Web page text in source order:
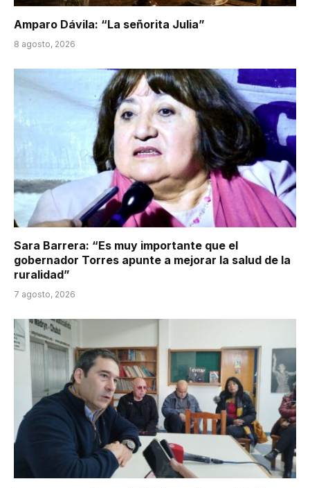
Amparo Dávila: “La señorita Julia”
8 agosto, 2026
Sara Barrera: “Es muy importante que el
gobernador Torres apunte a mejorar la salud de la
ruralidad”
7 agosto, 2026